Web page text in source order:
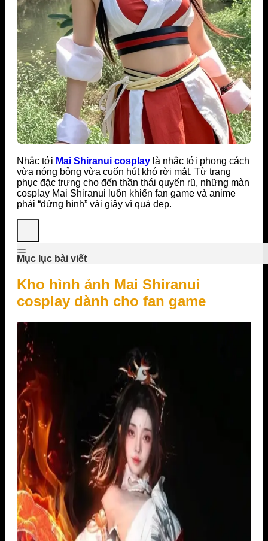
Nhắc tới Mai Shiranui cosplay là nhắc tới phong cách
vừa nóng bỏng vừa cuốn hút khó rời mắt. Từ trang
phục đặc trưng cho đến thần thái quyến rũ, những màn
cosplay Mai Shiranui luôn khiến fan game và anime
phải “đứng hình” vài giây vì quá đẹp.
Mục lục bài viết
Kho hình ảnh Mai Shiranui
cosplay dành cho fan game